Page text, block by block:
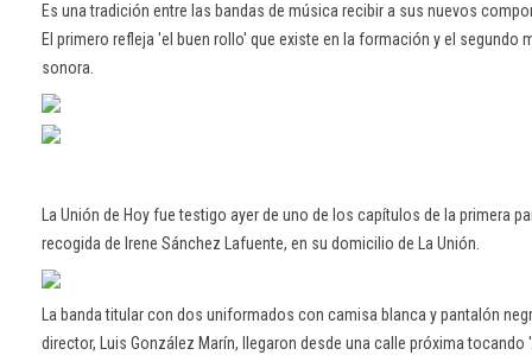
Es una tradición entre las bandas de música recibir a sus nuevos
El primero refleja 'el buen rollo' que existe en la formación y el segundo
sonora.
La Unión de Hoy fue testigo ayer de uno de los capítulos de la primera
recogida de Irene Sánchez Lafuente, en su domicilio de La Unión.
La banda titular con dos uniformados con camisa blanca y pantalón
director, Luis González Marín, llegaron desde una calle próxima